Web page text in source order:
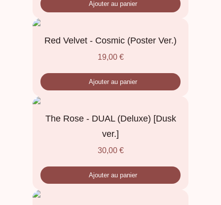
Ajouter au panier
Red Velvet - Cosmic (Poster Ver.)
19,00 €
Ajouter au panier
The Rose - DUAL (Deluxe) [Dusk
ver.]
30,00 €
Ajouter au panier